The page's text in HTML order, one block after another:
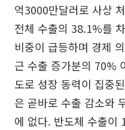
억3000만달러로 사상
전체 수출의 38.1%를
비중이 급등하며 경제
근 수출 증가분의 70%
도로 성장 동력이 집중
은 곧바로 수출 감소와
에 없다. 반도체 수출이